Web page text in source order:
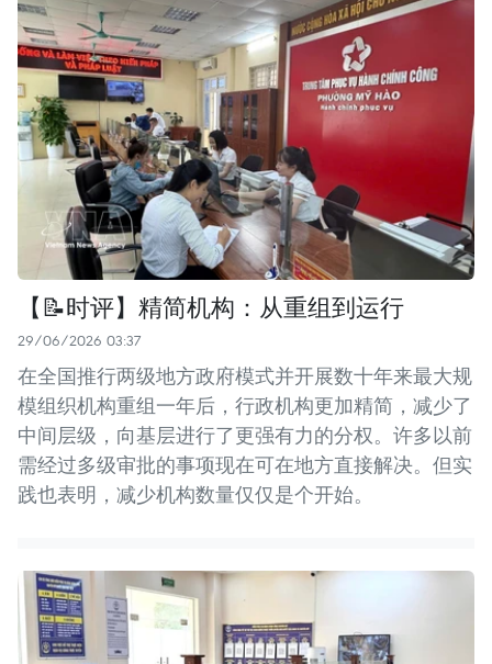
【📝时评】精简机构：从重组到运行
29/06/2026 03:37
在全国推行两级地方政府模式并开展数十年来最大规
模组织机构重组一年后，行政机构更加精简，减少了
中间层级，向基层进行了更强有力的分权。许多以前
需经过多级审批的事项现在可在地方直接解决。但实
践也表明，减少机构数量仅仅是个开始。